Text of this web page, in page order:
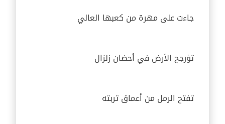
جاءت على مهرة من كعبها العالي
تؤرجح الأرض في أحضان زلزال
تفتح الرمل من أعماق تربته